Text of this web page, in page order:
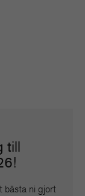
till
bästa ni gjort